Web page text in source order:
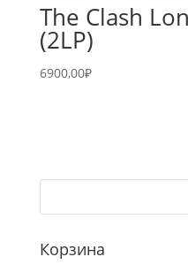
The Clash
(2LP)
6900,00₽
Корзина